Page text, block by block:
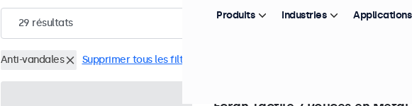
29 résultats
Anti-vandales Supprimer tous les filtres
Produits Industries Applications